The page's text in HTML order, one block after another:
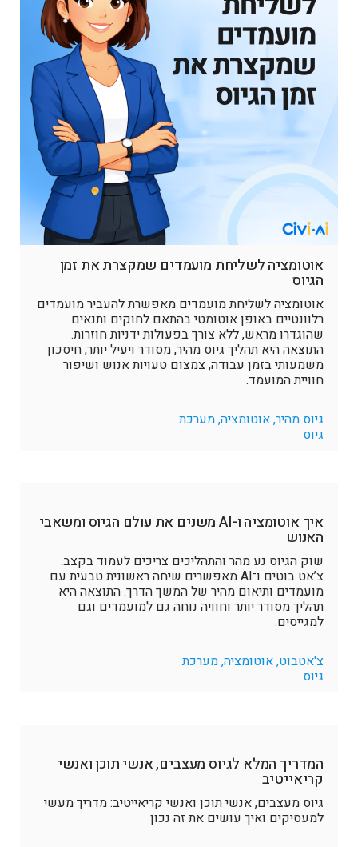
אוטומציה לשליחת מועמדים שמקצרת את זמן
הגיוס
אוטומציה לשליחת מועמדים מאפשרת להעביר מועמדים
רלוונטיים באופן אוטומטי בהתאם לחוקים ותנאים
שהוגדרו מראש, ללא צורך בפעולות ידניות חוזרות.
התוצאה היא תהליך גיוס מהיר, מסודר ויעיל יותר, חיסכון
משמעותי בזמן עבודה, צמצום טעויות אנוש ושיפור
חוויית המועמד.
גיוס מהיר, אוטומציה, מערכת
גיוס
איך אוטומציה ו-AI משנים את עולם הגיוס ומשאבי
האנוש
שוק הגיוס נע מהר והתהליכים צריכים לעמוד בקצב.
צ’אט בוטים ו־AI מאפשרים שיחה ראשונית טבעית עם
מועמדים ותיאום מהיר של המשך הדרך. התוצאה היא
תהליך מסודר יותר וחוויה נוחה גם למועמדים וגם
למגייסים.
צ'אטבוט, אוטומציה, מערכת
גיוס
המדריך המלא לגיוס מעצבים, אנשי תוכן ואנשי
קריאייטיב
גיוס מעצבים, אנשי תוכן ואנשי קריאייטיב: מדריך מעשי
למעסיקים ואיך עושים את זה נכון